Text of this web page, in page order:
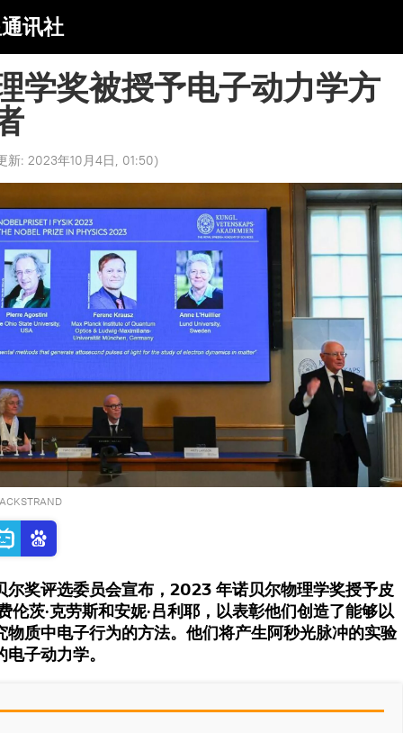
讯社
学奖被授予电子动力学方
新: 2023年10月4日, 01:50)
尔奖评选委员会宣布，2023 年诺贝尔物理学奖授予皮
伦茨·克劳斯和安妮·吕利耶，以表彰他们创造了能够以
物质中电子行为的方法。他们将产生阿秒光脉冲的实验
子动力学。